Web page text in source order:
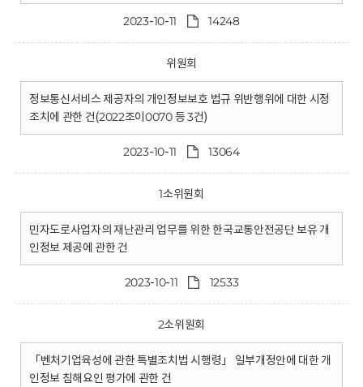
2023-10-11 14248
위원회
정보통신서비스 제공자의 개인정보보호 법규 위반행위에 대한 시정
조치에 관한 건(2022조이0070 등 3건)
2023-10-11 13064
1소위원회
민자도로사업자의 재난관리 업무를 위한 한국교통안전공단 보유 개
인정보 제공에 관한 건
2023-10-11 12533
2소위원회
「벤처기업육성에 관한 특별조치법 시행령」 일부개정안에 대한 개
인정보 침해요인 평가에 관한 건